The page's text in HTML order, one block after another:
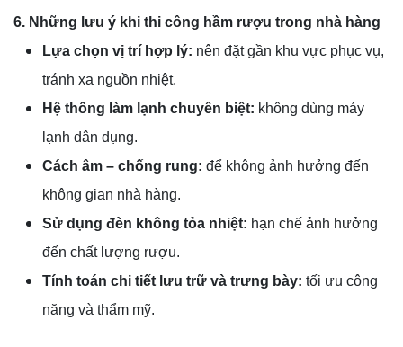
6. Những lưu ý khi thi công hầm rượu trong nhà hàng
Lựa chọn vị trí hợp lý: nên đặt gần khu vực phục vụ,
tránh xa nguồn nhiệt.
Hệ thống làm lạnh chuyên biệt: không dùng máy
lạnh dân dụng.
Cách âm – chống rung: để không ảnh hưởng đến
không gian nhà hàng.
Sử dụng đèn không tỏa nhiệt: hạn chế ảnh hưởng
đến chất lượng rượu.
Tính toán chi tiết lưu trữ và trưng bày: tối ưu công
năng và thẩm mỹ.